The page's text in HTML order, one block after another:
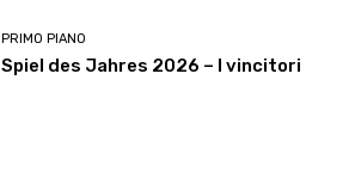
PRIMO PIANO
Spiel des Jahres 2026 – I vincitori